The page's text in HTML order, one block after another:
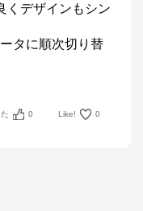
くデザインもシン
タに順次切り替
0 Like! 0